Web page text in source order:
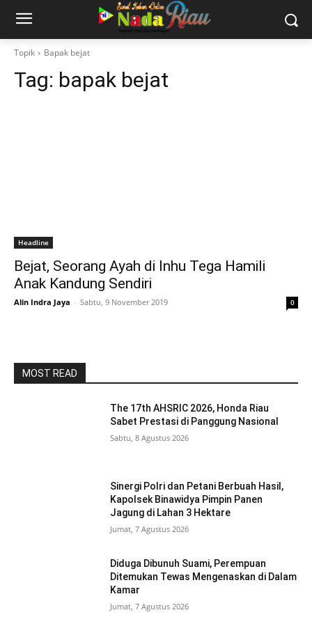
Topik Bapak bejat
Tag: bapak bejat
Headline
Bejat, Seorang Ayah di Inhu Tega Hamili
Anak Kandung Sendiri
Alin Indra Jaya - Sabtu, 9 November 2019 0
MOST READ
The 17th AHSRIC 2026, Honda Riau
Sabet Prestasi di Panggung Nasional
Sabtu, 8 Agustus 2026
Sinergi Polri dan Petani Berbuah Hasil,
Kapolsek Binawidya Pimpin Panen
Jagung di Lahan 3 Hektare
Jumat, 7 Agustus 2026
Diduga Dibunuh Suami, Perempuan
Ditemukan Tewas Mengenaskan di Dalam
Kamar
Jumat, 7 Agustus 2026